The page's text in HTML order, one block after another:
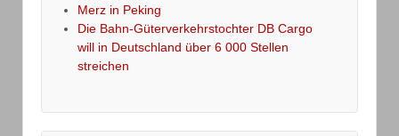
Merz in Peking
Die Bahn-Güterverkehrstochter DB Cargo
will in Deutschland über 6 000 Stellen
streichen